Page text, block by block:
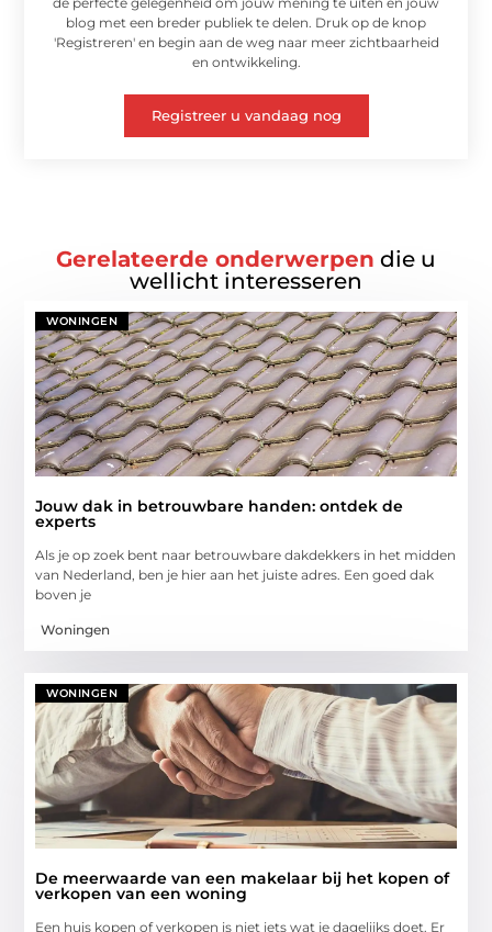
blog met een breder publiek te delen. Druk op de knop
'Registreren' en begin aan de weg naar meer zichtbaarheid
en ontwikkeling.
Registreer u vandaag nog
Gerelateerde onderwerpen die u
wellicht interesseren
WONINGEN
Jouw dak in betrouwbare handen: ontdek de
experts
Als je op zoek bent naar betrouwbare dakdekkers in het midden
van Nederland, ben je hier aan het juiste adres. Een goed dak
boven je
Woningen
WONINGEN
De meerwaarde van een makelaar bij het kopen of
verkopen van een woning
Een huis kopen of verkopen is niet iets wat je dagelijks doet. Er